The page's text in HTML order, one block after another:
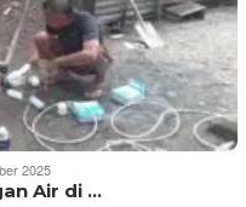
2025
Air di …